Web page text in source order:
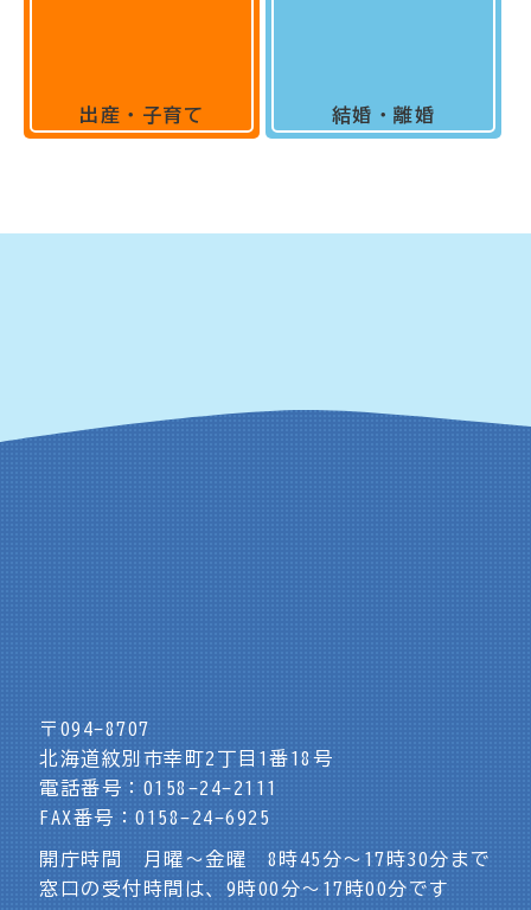
出産・子育て 結婚・離婚
〒094-8707
北海道紋別市幸町2丁目1番18号
電話番号：0158-24-2111
FAX番号：0158-24-6925
開庁時間 月曜～金曜 8時45分～17時30分まで
窓口の受付時間は、9時00分～17時00分です